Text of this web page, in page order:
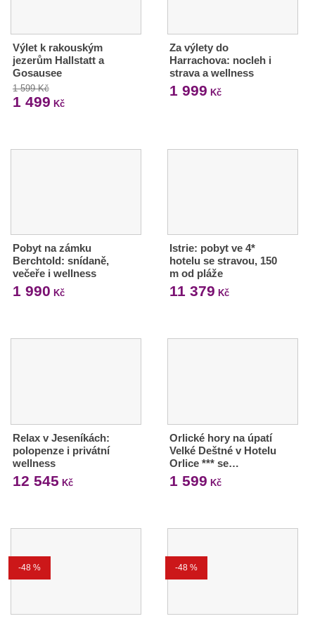
Výlet k rakouským
jezerům Hallstatt a
Gosausee
1 599 Kč
1 499 Kč
Za výlety do
Harrachova: nocleh i
strava a wellness
1 999 Kč
Pobyt na zámku
Berchtold: snídaně,
večeře i wellness
1 990 Kč
Istrie: pobyt ve 4*
hotelu se stravou, 150
m od pláže
11 379 Kč
Relax v Jeseníkách:
polopenze i privátní
wellness
12 545 Kč
Orlické hory na úpatí
Velké Deštné v Hotelu
Orlice *** se…
1 599 Kč
-48 % -48 %